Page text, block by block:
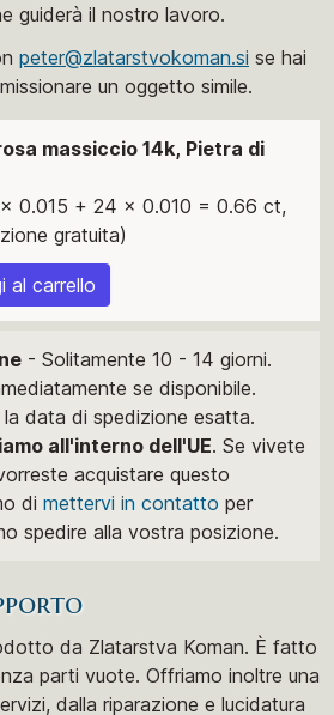
guiderà il nostro lavoro.
peter@zlatarstvokoman.si se hai
un oggetto simile.
massiccio 14k, Pietra di
0.015 + 24 x 0.010 = 0.66 ct,
gratuita)
al carrello
- Solitamente 10 - 14 giorni.
se disponibile.
la data di spedizione esatta.
all'interno dell'UE. Se vivete
acquistare questo
di mettervi in ​​contatto per
spedire alla vostra posizione.
da Zlatarstva Koman. È fatto
parti vuote. Offriamo inoltre una
dalla riparazione e lucidatura